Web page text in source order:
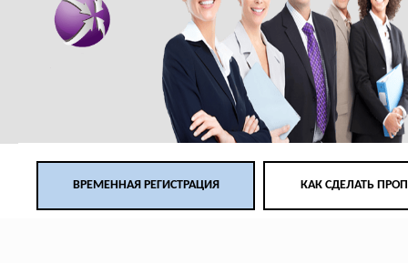
ВРЕМЕННАЯ РЕГИСТРАЦИЯ КАК СДЕЛАТЬ